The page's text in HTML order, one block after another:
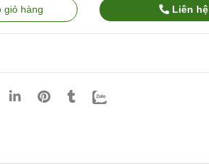
giỏ hàng Liên hệ